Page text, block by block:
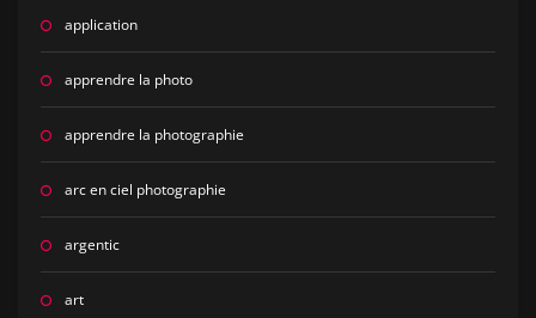
application
apprendre la photo
apprendre la photographie
arc en ciel photographie
argentic
art